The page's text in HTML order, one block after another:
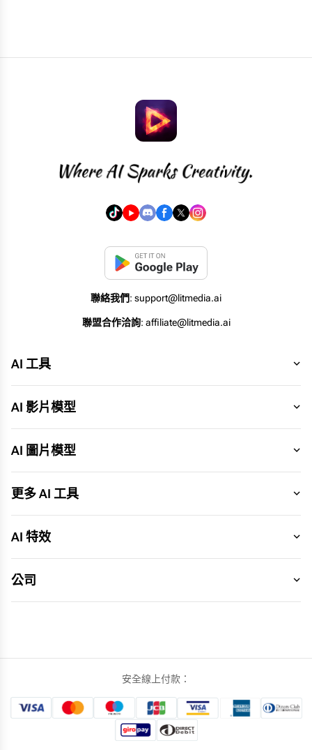
聯絡我們: support@litmedia.ai
聯盟合作洽詢: affiliate@litmedia.ai
AI 工具
AI 影片模型
AI 圖片模型
更多 AI 工具
AI 特效
公司
安全線上付款：